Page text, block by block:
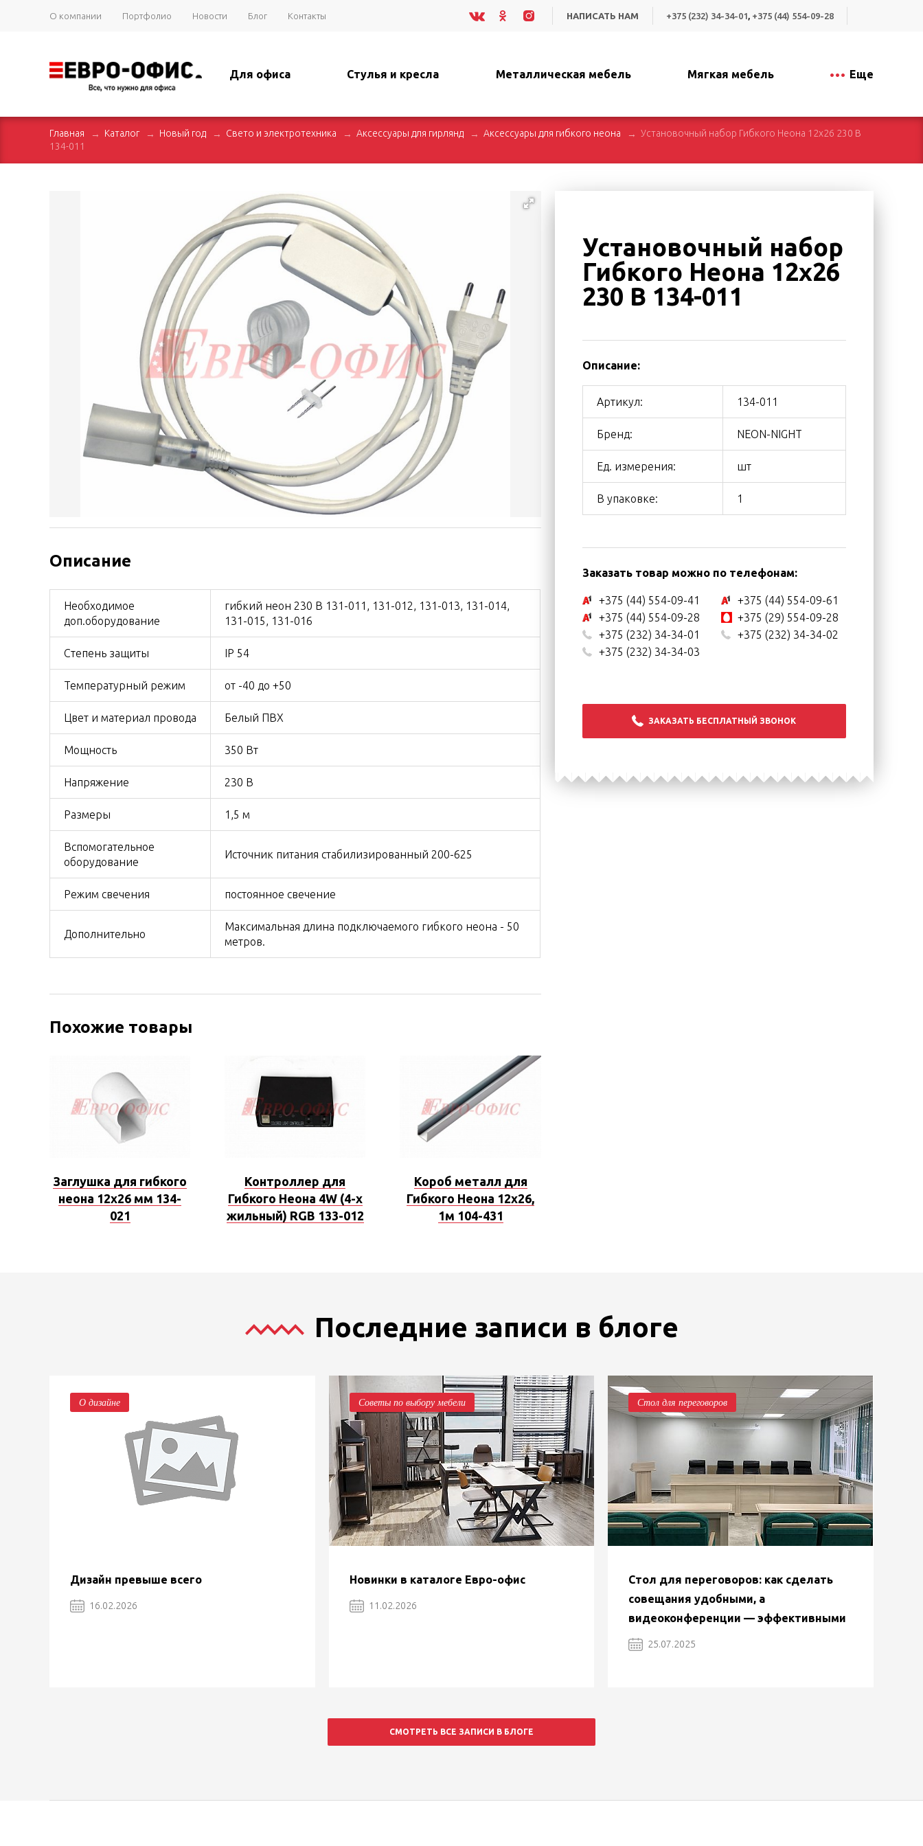
О компании Портфолио Новости Блог Контакты НАПИСАТЬ НАМ +375 (232) 34-34-01, +375 (44) 554-09-28
Для офиса Стулья и кресла Металлическая мебель Мягкая мебель Еще
Главная Каталог Новый год Свето и электротехника Аксессуары для гирлянд Аксессуары для гибкого неона
Установочный набор Гибкого Неона 12х26 230 В
134-011
Описание
Необходимое
доп.оборудование
гибкий неон 230 В 131-011, 131-012, 131-013, 131-014,
131-015, 131-016
Степень защиты IP 54
Температурный режим от -40 до +50
Цвет и материал провода Белый ПВХ
Мощность 350 Вт
Напряжение 230 В
Размеры 1,5 м
Вспомогательное
оборудование
Источник питания стабилизированный 200-625
Режим свечения постоянное свечение
Дополнительно
Максимальная длина подключаемого гибкого неона - 50
метров.
Похожие товары
Заглушка для гибкого
неона 12х26 мм 134-
021
Контроллер для
Гибкого Неона 4W (4-х
жильный) RGB 133-012
Короб металл для
Гибкого Неона 12х26,
1м 104-431
Установочный набор
Гибкого Неона 12х26
230 В 134-011
Описание:
Артикул: 134-011
Бренд: NEON-NIGHT
Ед. измерения: шт
В упаковке: 1
Заказать товар можно по телефонам:
+375 (44) 554-09-41
+375 (44) 554-09-61
+375 (44) 554-09-28
+375 (29) 554-09-28
+375 (232) 34-34-01
+375 (232) 34-34-02
+375 (232) 34-34-03
ЗАКАЗАТЬ БЕСПЛАТНЫЙ ЗВОНОК
Последние записи в блоге
О дизайне
Дизайн превыше всего
16.02.2026
Советы по выбору мебели
Новинки в каталоге Евро-офис
11.02.2026
Стол для переговоров
Стол для переговоров: как сделать
совещания удобными, а
видеоконференции — эффективными
25.07.2025
СМОТРЕТЬ ВСЕ ЗАПИСИ В БЛОГЕ